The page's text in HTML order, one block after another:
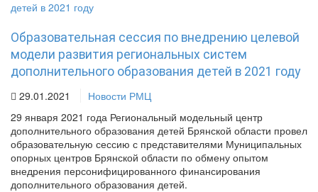
Образовательная сессия по внедрению целевой
модели развития региональных систем
дополнительного образования детей в 2021 году
29.01.2021
Новости РМЦ
29 января 2021 года Региональный модельный центр
дополнительного образования детей Брянской области провел
образовательную сессию с представителями Муниципальных
опорных центров Брянской области по обмену опытом
внедрения персонифицированного финансирования
дополнительного образования детей.